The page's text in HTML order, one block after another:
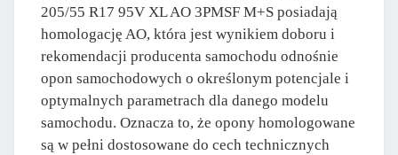
205/55 R17 95V XL AO 3PMSF M+S posiadają
homologację AO, która jest wynikiem doboru i
rekomendacji producenta samochodu odnośnie
opon samochodowych o określonym potencjale i
optymalnych parametrach dla danego modelu
samochodu. Oznacza to, że opony homologowane
są w pełni dostosowane do cech technicznych